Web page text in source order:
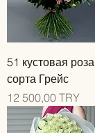
51 кустовая роза
сорта Грейс
Цена
12 500,00 TRY